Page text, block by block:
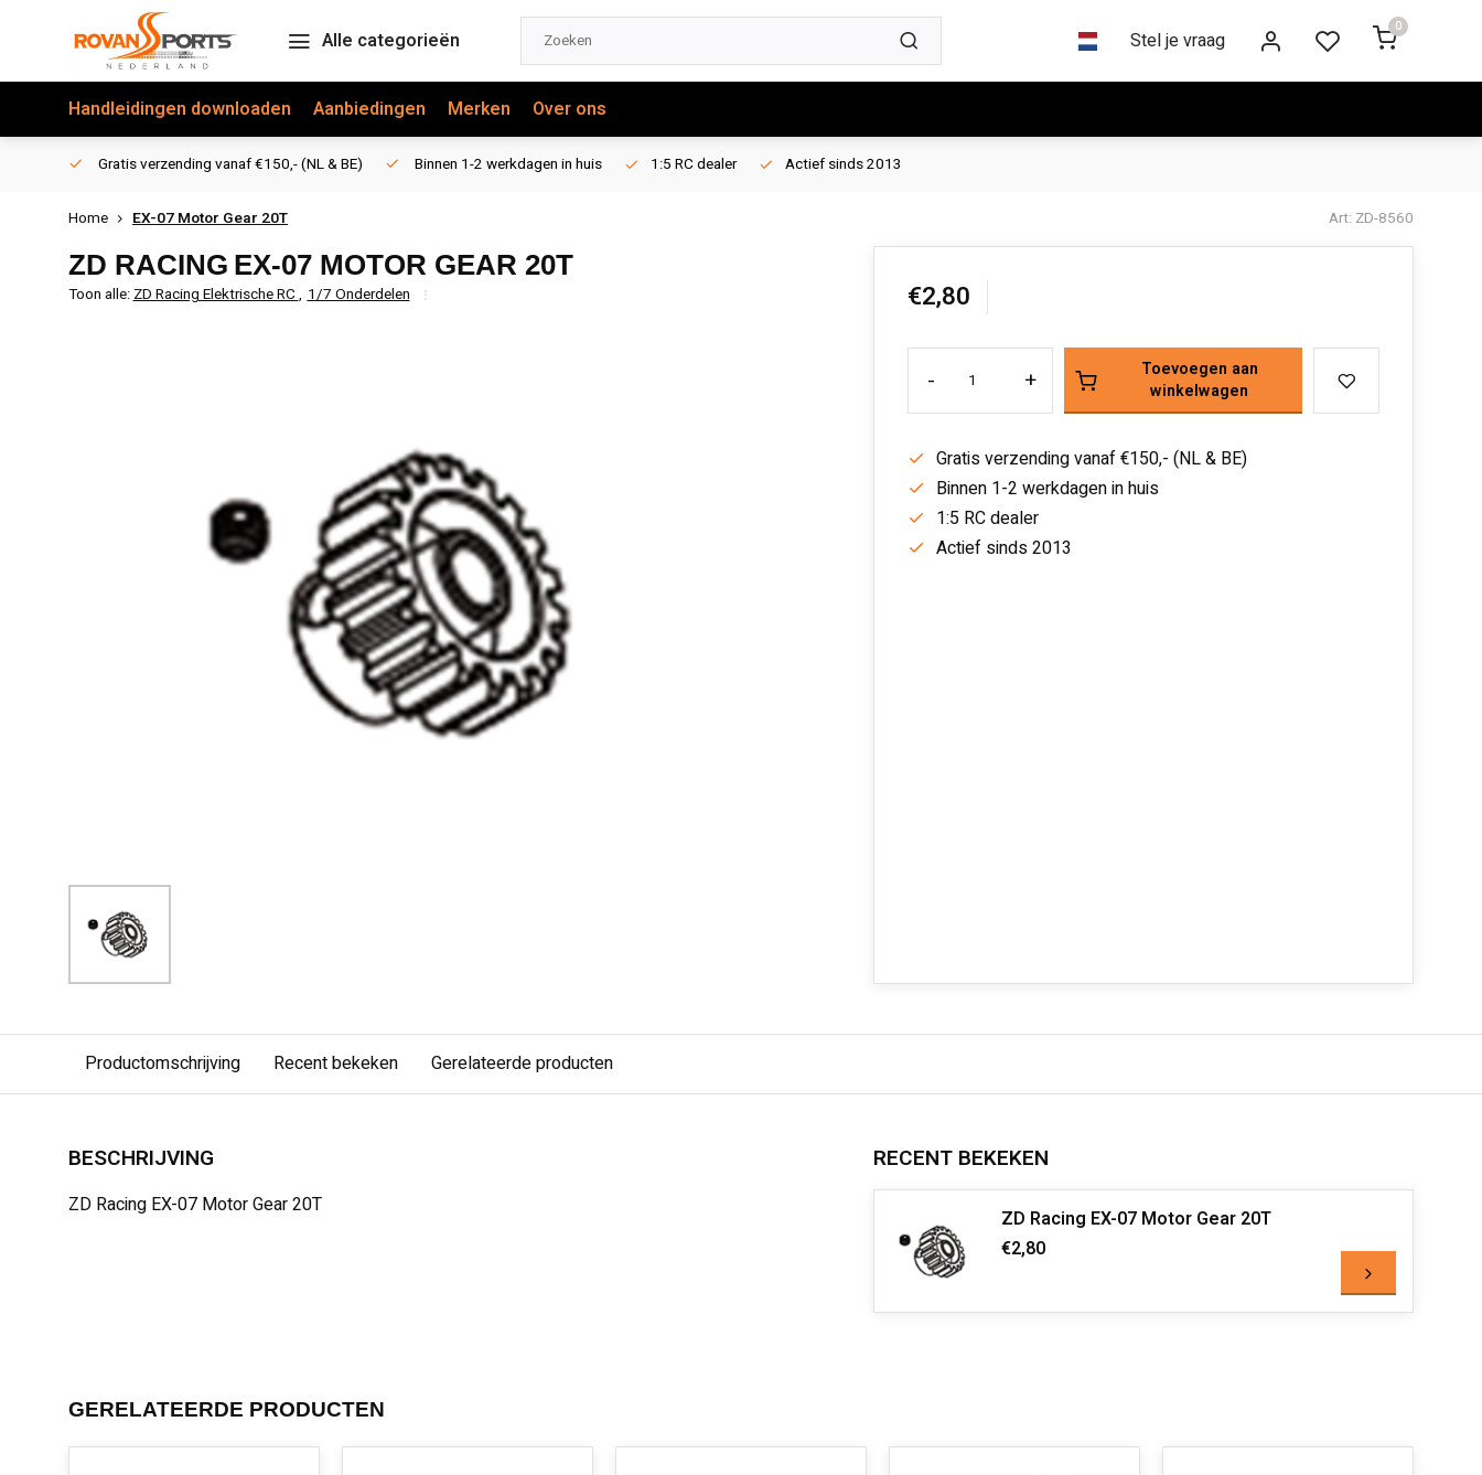
Alle categorieën Stel je vraag
0
Handleidingen downloaden Aanbiedingen Merken Over ons
Gratis verzending vanaf €150,- (NL & BE) Binnen 1-2 werkdagen in huis 1:5 RC dealer Actief sinds 2013
Home EX-07 Motor Gear 20T Art: ZD-8560
ZD RACING EX-07 MOTOR GEAR 20T
Toon alle:ZD Racing Elektrische RC, 1/7 Onderdelen €2,80
- +
Toevoegen aan
winkelwagen
Gratis verzending vanaf €150,- (NL & BE)
Binnen 1-2 werkdagen in huis
1:5 RC dealer
Actief sinds 2013
Productomschrijving Recent bekeken Gerelateerde producten
BESCHRIJVING
ZD Racing EX-07 Motor Gear 20T
RECENT BEKEKEN
ZD Racing EX-07 Motor Gear 20T
€2,80
GERELATEERDE PRODUCTEN